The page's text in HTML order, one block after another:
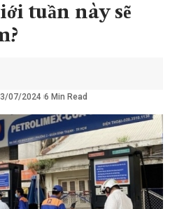
tuần này sẽ
07/2024 6 Min Read